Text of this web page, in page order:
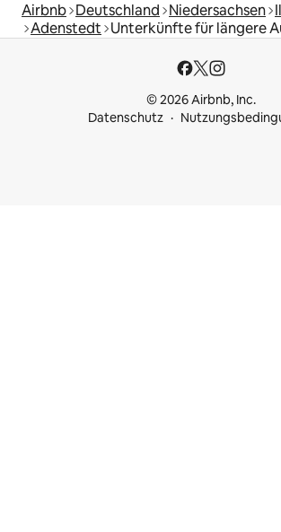
Airbnb Deutschland Niedersachsen
Adenstedt Unterkünfte für längere
© 2026 Airbnb, Inc.
Datenschutz